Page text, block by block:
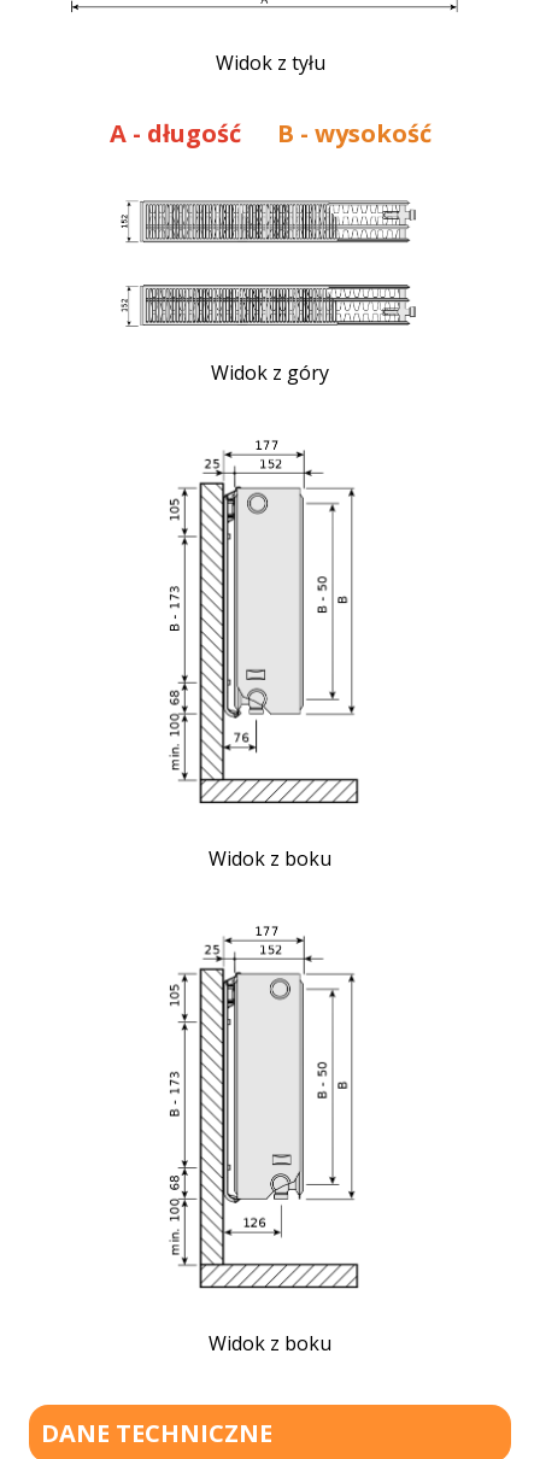
Widok z tyłu
A - długość B - wysokość
Widok z góry
Widok z boku
Widok z boku
DANE TECHNICZNE